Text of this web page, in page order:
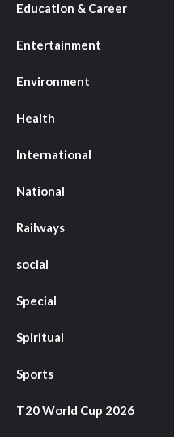
Education & Career
Entertainment
Environment
Health
International
National
Railways
social
Special
Spiritual
Sports
T20 World Cup 2026